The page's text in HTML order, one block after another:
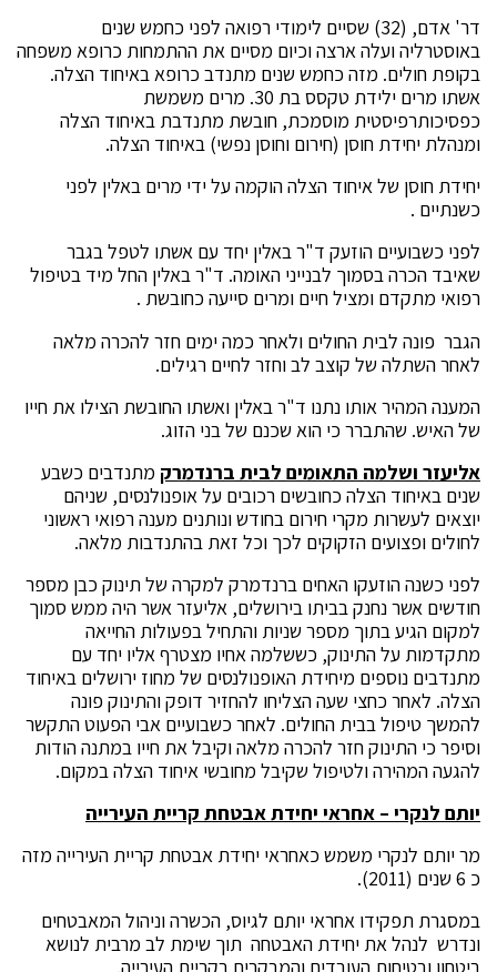
דר' אדם, (32) שסיים לימודי רפואה לפני כחמש שנים
באוסטרליה ועלה ארצה וכיום מסיים את ההתמחות כרופא משפחה
בקופת חולים. מזה כחמש שנים מתנדב כרופא באיחוד הצלה.
אשתו מרים ילידת טקסס בת 30. מרים משמשת
כפסיכותרפיסטית מוסמכת, חובשת מתנדבת באיחוד הצלה
ומנהלת יחידת חוסן (חירום וחוסן נפשי) באיחוד הצלה.
יחידת חוסן של איחוד הצלה הוקמה על ידי מרים באלין לפני
כשנתיים .
לפני כשבועיים הוזעק ד"ר באלין יחד עם אשתו לטפל בגבר
שאיבד הכרה בסמוך לבנייני האומה. ד"ר באלין החל מיד בטיפול
רפואי מתקדם ומציל חיים ומרים סייעה כחובשת .
הגבר פונה לבית החולים ולאחר כמה ימים חזר להכרה מלאה
לאחר השתלה של קוצב לב וחזר לחיים רגילים.
המענה המהיר אותו נתנו ד"ר באלין ואשתו החובשת הצילו את חייו
של האיש. שהתברר כי הוא שכנם של בני הזוג.
אליעזר ושלמה התאומים לבית ברנדמרקמתנדבים כשבע
שנים באיחוד הצלה כחובשים רכובים על אופנולנסים, שניהם
יוצאים לעשרות מקרי חירום בחודש ונותנים מענה רפואי ראשוני
לחולים ופצועים הזקוקים לכך וכל זאת בהתנדבות מלאה.
לפני כשנה הוזעקו האחים ברנדמרק למקרה של תינוק כבן מספר
חודשים אשר נחנק בביתו בירושלים, אליעזר אשר היה ממש סמוך
למקום הגיע בתוך מספר שניות והתחיל בפעולות החייאה
מתקדמות על התינוק, כששלמה אחיו מצטרף אליו יחד עם
מתנדבים נוספים מיחידת האופנולנסים של מחוז ירושלים באיחוד
הצלה. לאחר כחצי שעה הצליחו להחזיר דופק והתינוק פונה
להמשך טיפול בבית החולים. לאחר כשבועיים אבי הפעוט התקשר
וסיפר כי התינוק חזר להכרה מלאה וקיבל את חייו במתנה הודות
להגעה המהירה ולטיפול שקיבל מחובשי איחוד הצלה במקום.
יותם לנקרי – אחראי יחידת אבטחת קריית העירייה
מר יותם לנקרי משמש כאחראי יחידת אבטחת קריית העירייה מזה
כ 6 שנים (2011).
במסגרת תפקידו אחראי יותם לגיוס, הכשרה וניהול המאבטחים
ונדרש לנהל את יחידת האבטחה תוך שימת לב מרבית לנושא